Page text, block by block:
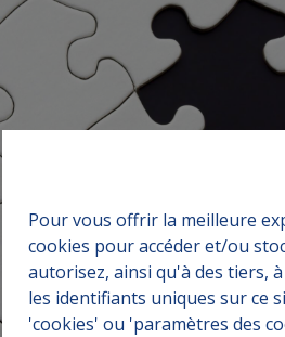
Pour vous offrir la meilleure
cookies pour accéder et/ou
autorisez, ainsi qu'à des tiers,
les identifiants uniques sur ce
'cookies' ou 'paramètres des